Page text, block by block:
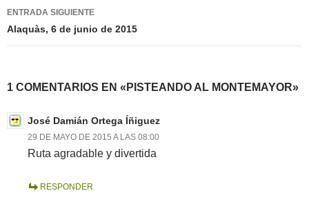
entradas
ENTRADA SIGUIENTE
Alaquàs, 6 de junio de 2015
1 COMENTARIOS EN «PISTEANDO AL MONTEMAYOR»
José Damián Ortega Íñiguez
29 DE MAYO DE 2015 A LAS 08:00
Ruta agradable y divertida
RESPONDER